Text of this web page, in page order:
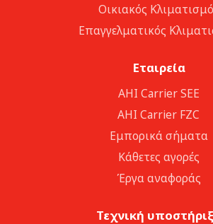
Οικιακός
Επαγγελματικός
Εταιρεία
ΑΗΙ Carrier SEE
AHI Carrier FZC
Εμπορικά σήματα
Κάθετες αγορές
Έργα αναφοράς
Τεχνική